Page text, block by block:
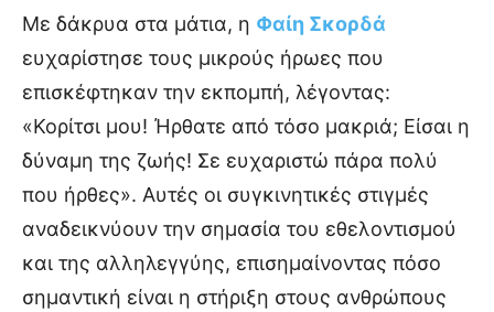
Με δάκρυα στα μάτια, η Φαίη Σκορδά
ευχαρίστησε τους μικρούς ήρωες που
επισκέφτηκαν την εκπομπή, λέγοντας:
«Κορίτσι μου! Ήρθατε από τόσο μακριά; Είσαι η
δύναμη της ζωής! Σε ευχαριστώ πάρα πολύ
που ήρθες». Αυτές οι συγκινητικές στιγμές
αναδεικνύουν την σημασία του εθελοντισμού
και της αλληλεγγύης, επισημαίνοντας πόσο
σημαντική είναι η στήριξη στους ανθρώπους